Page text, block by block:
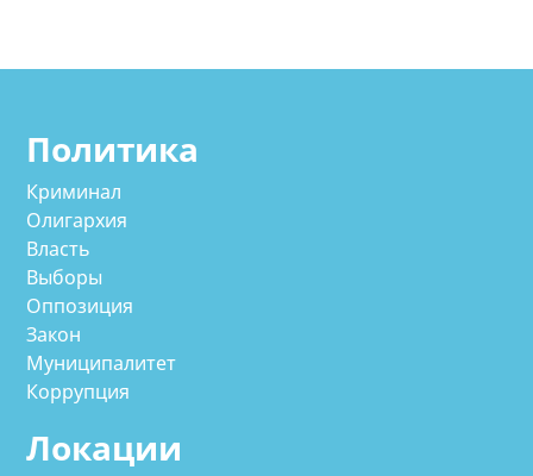
Политика
Криминал
Олигархия
Власть
Выборы
Оппозиция
Закон
Муниципалитет
Коррупция
Локации